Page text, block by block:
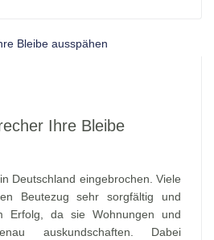
Ihre Bleibe
Deutschland eingebrochen. Viele
Beutezug sehr sorgfältig und
Erfolg, da sie Wohnungen und
auskundschaften. Dabei